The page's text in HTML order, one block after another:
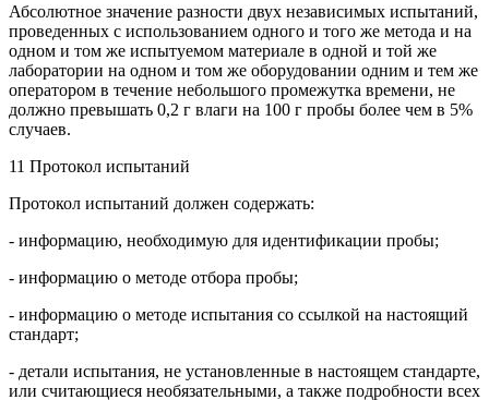
Абсолютное значение разности двух независимых испытаний,
проведенных с использованием одного и того же метода и на
одном и том же испытуемом материале в одной и той же
лаборатории на одном и том же оборудовании одним и тем же
оператором в течение небольшого промежутка времени, не
должно превышать 0,2 г влаги на 100 г пробы более чем в 5%
случаев.
11 Протокол испытаний
Протокол испытаний должен содержать:
- информацию, необходимую для идентификации пробы;
- информацию о методе отбора пробы;
- информацию о методе испытания со ссылкой на настоящий
стандарт;
- детали испытания, не установленные в настоящем стандарте,
или считающиеся необязательными, а также подробности всех